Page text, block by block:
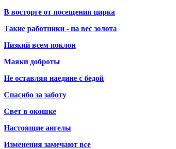
В восторге от посещения цирка
Такие работники - на вес золота
Низкий всем поклон
Маяки доброты
Не оставляя наедине с бедой
Спасибо за заботу
Свет в окошке
Настоящие ангелы
Изменения замечают все